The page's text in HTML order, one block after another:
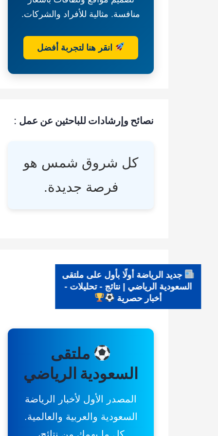
منافسة. مثالية للأفراد والشركات.
انقر هنا لتجربة أفضل
نصائح وإرشادات للباحثين عن عمل :
كل شروق شمس هو
فرصة جديدة.
جديد الرياضة أولًا بأول على ملتقى
السعودية الرياضي | نتائج - تحليلات -
أخبار حصرية
ملتقى
السعودية الرياضي
المصدر الأول لأخبار الرياضة
السعودية والعربية والعالمية.
كل ما يهمك من نتائج،